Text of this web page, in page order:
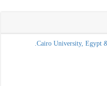
Cairo University, Egypt